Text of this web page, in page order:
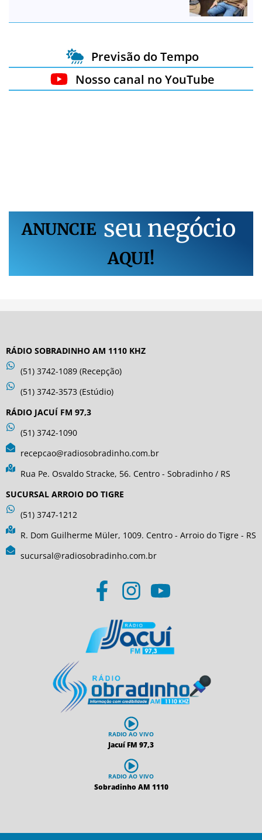
Previsão do Tempo
Nosso canal no YouTube
ANUNCIE seu negócio
AQUI!
RÁDIO SOBRADINHO AM 1110 KHZ
(51) 3742-1089 (Recepção)
(51) 3742-3573 (Estúdio)
RÁDIO JACUÍ FM 97,3
(51) 3742-1090
recepcao@radiosobradinho.com.br
Rua Pe. Osvaldo Stracke, 56. Centro - Sobradinho / RS
SUCURSAL ARROIO DO TIGRE
(51) 3747-1212
R. Dom Guilherme Müler, 1009. Centro - Arroio do Tigre - RS
sucursal@radiosobradinho.com.br
RADIO AO VIVO
Jacuí FM 97,3
RADIO AO VIVO
Sobradinho AM 1110